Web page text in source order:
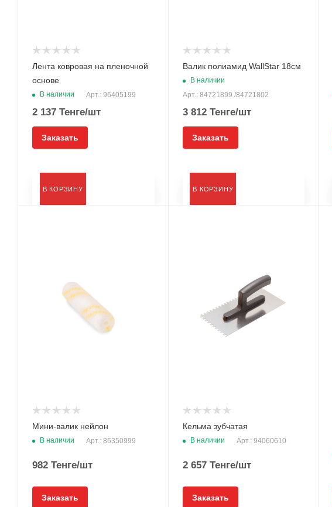
Лента ковровая на пленочной
основе
В наличии Арт.: 96405199
2 137 Тенге/шт
Заказать
В КОРЗИНУ
Валик полиамид WallStar 18см
В наличии
Арт.: 84721899 /84721802
3 812Тенге/шт
Заказать
В КОРЗИНУ
Мини-валик нейлон
В наличии Арт.: 86350999
982 Тенге/шт
Заказать
Кельма зубчатая
В наличии Арт.: 94060610
2 657Тенге/шт
Заказать